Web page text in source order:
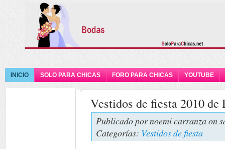
INICIO SOLO PARA CHICAS FORO PARA CHICAS YOUTUBE
Vestidos de fiesta 2010
Publicado pornoemi carranzaon
Categorías: Vestidos de fiesta